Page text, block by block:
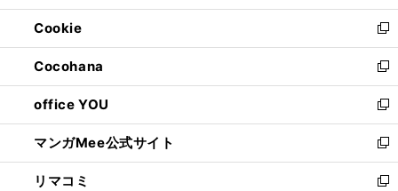
開
く
ウ
で
開
く
ン
ド
ウ
で
開
く
ウ
ィ
ン
ド
ウ
で
開
く
Cookie
新
し
い
ウ
ィ
ン
ド
ウ
で
Cocohana
新
し
い
ウ
ィ
ン
ド
office YOU
新
し
い
ウ
ィ
マンガMee公式サイト
新
し
い
リマコミ
新